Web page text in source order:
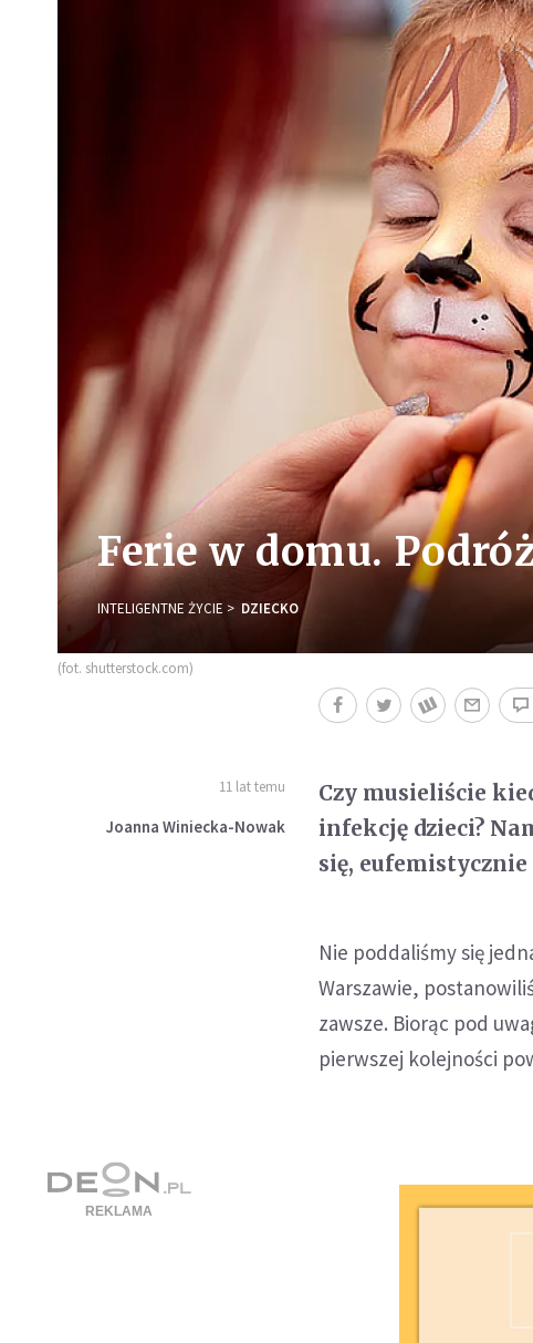
Ferie w domu.
INTELIGENTNE ŻYCIE DZIECKO
(fot. shutterstock.com)
11 lat temu
Joanna Winiecka-Nowak
Czy musieliście
infekcję dzieci?
się,
Nie poddaliśmy się
Warszawie,
zawsze. Biorąc pod
pierwszej kolejności